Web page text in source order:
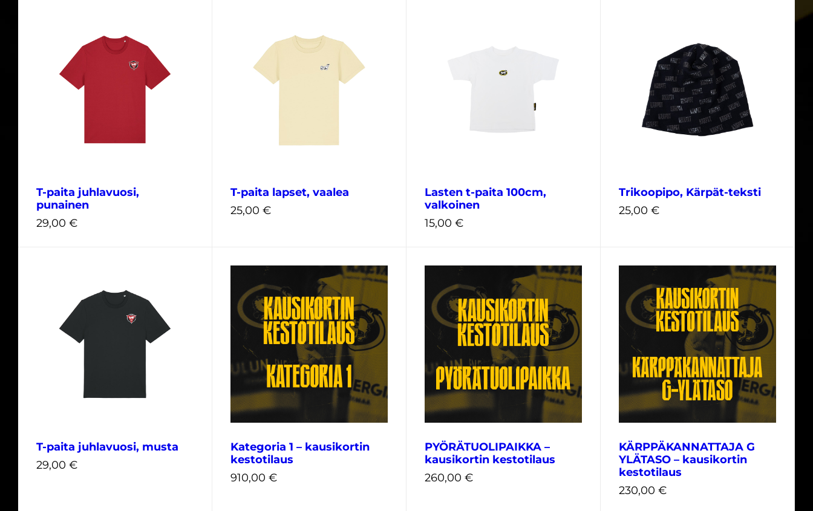
49,90
3XL
55,00€
T-paita juhlavuosi,
punainen
29,00 €
3XL
T-paita lapset, vaalea
25,00 €
122-128cm
134-146cm
152-158cm
25,00 €
Lasten t-paita 100cm,
valkoinen
15,00 €
15,00 €
Trikoopipo, Kärpät-teksti
25,00 €
25,00 €
T-paita juhlavuosi, musta
29,00 €
Kategoria 1 – kausikortin
kestotilaus
910,00 €
PYÖRÄTUOLIPAIKKA –
kausikortin kestotilaus
260,00 €
KÄRPPÄKANNATTAJA G
YLÄTASO – kausikortin
kestotilaus
230,00 €